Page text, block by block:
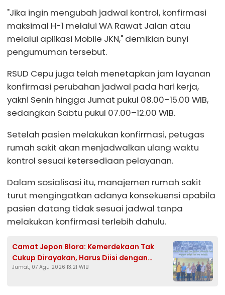
"Jika ingin mengubah jadwal kontrol, konfirmasi
maksimal H-1 melalui WA Rawat Jalan atau
melalui aplikasi Mobile JKN," demikian bunyi
pengumuman tersebut.
RSUD Cepu juga telah menetapkan jam layanan
konfirmasi perubahan jadwal pada hari kerja,
yakni Senin hingga Jumat pukul 08.00–15.00 WIB,
sedangkan Sabtu pukul 07.00–12.00 WIB.
Setelah pasien melakukan konfirmasi, petugas
rumah sakit akan menjadwalkan ulang waktu
kontrol sesuai ketersediaan pelayanan.
Dalam sosialisasi itu, manajemen rumah sakit
turut mengingatkan adanya konsekuensi apabila
pasien datang tidak sesuai jadwal tanpa
melakukan konfirmasi terlebih dahulu.
Camat Jepon Blora: Kemerdekaan Tak
Cukup Dirayakan, Harus Diisi dengan
Gotong Royong dan Kolaborasi Lintas
Jumat, 07 Agu 2026 13:21 WIB